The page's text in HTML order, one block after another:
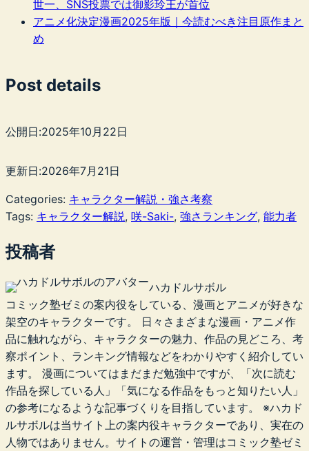
世一、SNS投票では御影玲王が首位
アニメ化決定漫画2025年版｜今読むべき注目原作まと
め
Post details
公開日:2025年10月22日
更新日:2026年7月21日
Categories: キャラクター解説・強さ考察
Tags: キャラクター解説, 咲-Saki-, 強さランキング, 能力者
投稿者
ハカドルサボル
コミック塾ゼミの案内役をしている、漫画とアニメが好きな
架空のキャラクターです。 日々さまざまな漫画・アニメ作
品に触れながら、キャラクターの魅力、作品の見どころ、考
察ポイント、ランキング情報などをわかりやすく紹介してい
ます。 漫画についてはまだまだ勉強中ですが、「次に読む
作品を探している人」「気になる作品をもっと知りたい人」
の参考になるような記事づくりを目指しています。 ※ハカド
ルサボルは当サイト上の案内役キャラクターであり、実在の
人物ではありません。サイトの運営・管理はコミック塾ゼミ